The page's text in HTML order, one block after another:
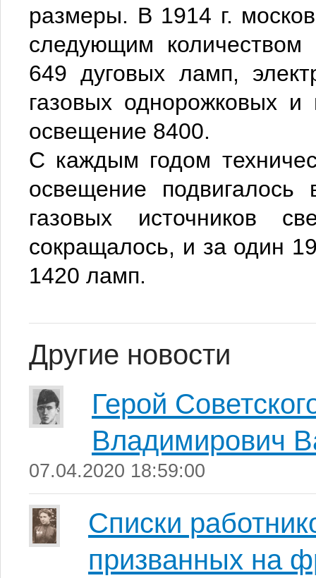
размеры. В 1914 г.
следующим количеством
649 дуговых ламп,
газовых однорожковых и
освещение 8400.
С каждым годом
освещение подвигалось
газовых источников
сокращалось, и за один
1420 ламп.
Другие новости
Герой
Владимирович
07.04.2020 18:59:00
Списки
призванных на